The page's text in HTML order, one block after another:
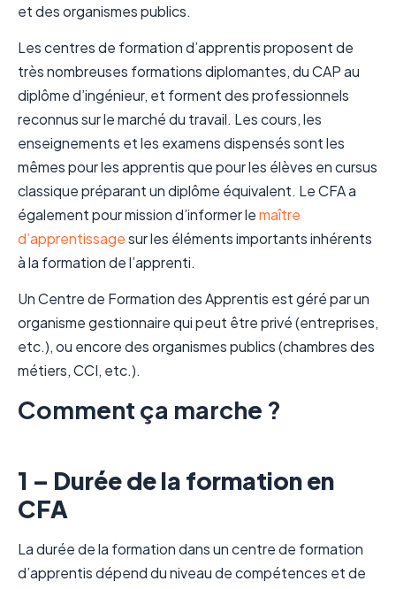
et des organismes publics.
Les centres de formation d’apprentis proposent de
très nombreuses formations diplomantes, du CAP au
diplôme d’ingénieur, et forment des professionnels
reconnus sur le marché du travail. Les cours, les
enseignements et les examens dispensés sont les
mêmes pour les apprentis que pour les élèves en cursus
classique préparant un diplôme équivalent. Le CFA a
également pour mission d’informer lemaître
d’apprentissagesur les éléments importants inhérents
à la formation de l’apprenti.
Un Centre de Formation des Apprentis est géré par un
organisme gestionnaire qui peut être privé (entreprises,
etc.), ou encore des organismes publics (chambres des
métiers, CCI, etc.).
Comment ça marche ?
1 – Durée de la formation en
CFA
La durée de la formation dans un centre de formation
d’apprentis dépend du niveau de compétences et de